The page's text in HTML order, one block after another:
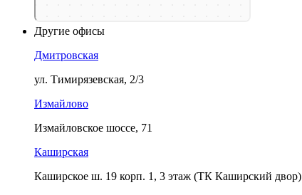
Другие офисы
Дмитровская
ул. Тимирязевская, 2/3
Измайлово
Измайловское шоссе, 71
Каширская
Каширское ш. 19 корп. 1, 3 этаж (ТК Каширский двор)